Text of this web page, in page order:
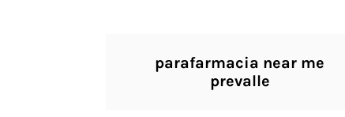
parafarmacia near me
prevalle